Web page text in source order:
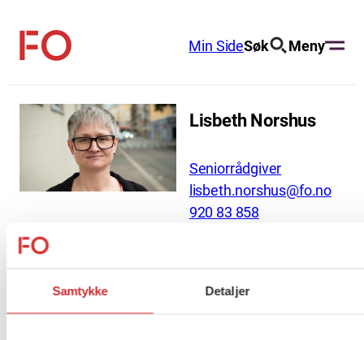
Samtykke Detaljer
innhold
FO
Min SideSøk Meny
Lisbeth Norshus
Seniorrådgiver
lisbeth.norshus@fo.no
920 83 858
FO (Fellesorganisasjonen)